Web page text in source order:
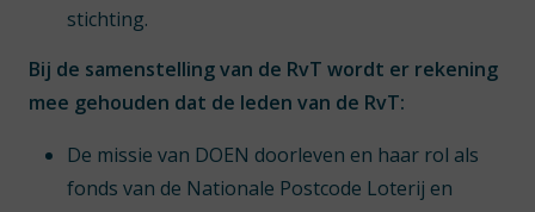
stichting.
Bij de samenstelling van de RvT wordt er rekening
mee gehouden dat de leden van de RvT:
De missie van DOEN doorleven en haar rol als
fonds van de Nationale Postcode Loterij en